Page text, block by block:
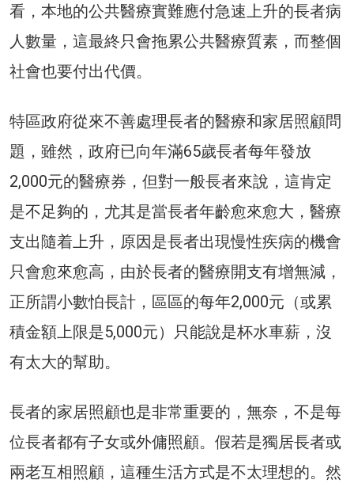
看，本地的公共醫療實難應付急速上升的長者病
人數量，這最終只會拖累公共醫療質素，而整個
社會也要付出代價。
特區政府從來不善處理長者的醫療和家居照顧問
題，雖然，政府已向年滿65歲長者每年發放
2,000元的醫療券，但對一般長者來說，這肯定
是不足夠的，尤其是當長者年齡愈來愈大，醫療
支出隨着上升，原因是長者出現慢性疾病的機會
只會愈來愈高，由於長者的醫療開支有增無減，
正所謂小數怕長計，區區的每年2,000元（或累
積金額上限是5,000元）只能說是杯水車薪，沒
有太大的幫助。
長者的家居照顧也是非常重要的，無奈，不是每
位長者都有子女或外傭照顧。假若是獨居長者或
兩老互相照顧，這種生活方式是不太理想的。然